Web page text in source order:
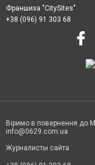
Франшиза "CitySites"
+38 (096) 91 303 68
Віримо в повернення до
info@0629.com.ua
Журналисты сайта